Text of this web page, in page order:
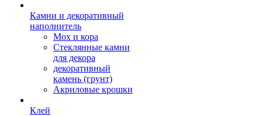
Камни и декоративный
наполнитель
Мох и кора
Стеклянные камни
для декора
декоративный
камень (грунт)
Акриловые крошки
Клей